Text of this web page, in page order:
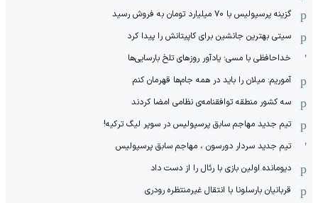
گزینه پرسپولیس با ۷۰ میلیارد تومان به فروش رسید
سیتی بهترین جانشین برای کاپیتانش را پیدا کرد
خداحافظی با مسی؛ یادآور روزهای تلخ بارسایی‌ها
آموریم: میلان را باید در همه جام‌ها قهرمان کنم
سه کشور منطقه توافقنامه‌ی نظامی امضا کردند
تیم جدید مهاجم سابق پرسپولیس در سوپر لیگ ترکیه!
تیم جدید سردار دورسون ، مهاجم سابق پرسپولیس
دیومانده اولین بازی با رئال را از دست داد
قربانیان بارسلونا با انتقال غیرمنتظره رودری